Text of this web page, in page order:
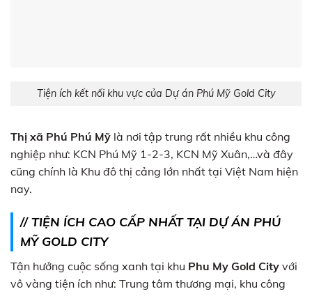
Tiện ích kết nối khu vực của Dự án Phú Mỹ Gold City
Thị xã Phú Phú Mỹ là nơi tập trung rất nhiều khu công
nghiệp như: KCN Phú Mỹ 1-2-3, KCN Mỹ Xuân,…và đây
cũng chính là Khu đô thị cảng lớn nhất tại Việt Nam hiện
nay.
// TIỆN ÍCH CAO CẤP NHẤT TẠI DỰ ÁN PHÚ
MỸ GOLD CITY
Tận hưởng cuộc sống xanh tại khu Phu My Gold City với
vô vàng tiện ích như: Trung tâm thương mại, khu công